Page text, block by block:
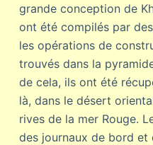
grande conception de
ont été compilés par
les opérations de
trouvés dans la
de cela, ils ont été
là, dans le désert
rives de la mer Rouge.
des journaux de bord et